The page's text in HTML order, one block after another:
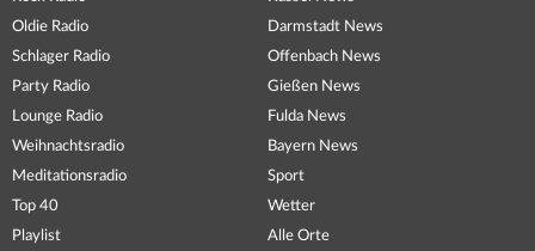
Oldie Radio
Schlager Radio
Party Radio
Lounge Radio
Weihnachtsradio
Meditationsradio
Top 40
Playlist
Darmstadt News
Offenbach News
Gießen News
Fulda News
Bayern News
Sport
Wetter
Alle Orte